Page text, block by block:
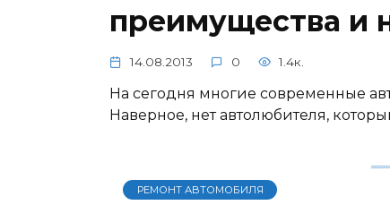
преимущества и
14.08.2013 0 1.4к.
На сегодня многие современные
Наверное, нет автолюбителя,
РЕМОНТ АВТОМОБИЛЯ